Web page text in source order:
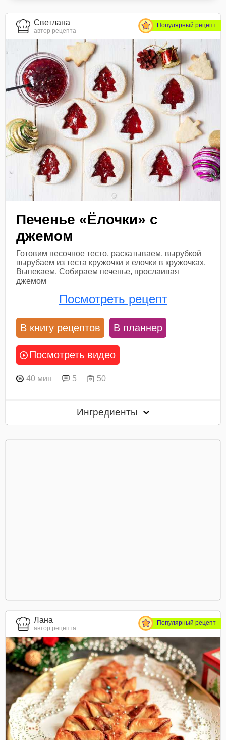
Светлана
автор рецепта
Популярный рецепт
Печенье «Ёлочки» с
джемом
Готовим песочное тесто, раскатываем, вырубкой
вырубаем из теста кружочки и елочки в кружочках.
Выпекаем. Собираем печенье, прослаивая
джемом
Посмотреть рецепт
В книгу рецептов В планнер
Посмотреть видео
40 мин 5 50
Ингредиенты
Лана
автор рецепта
Популярный рецепт